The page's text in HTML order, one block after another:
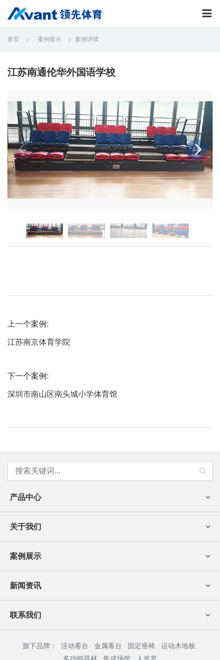
首页 案例展示 案例详情
江苏南通伦华外国语学校
上一个案例:
江苏南京体育学院
下一个案例:
深圳市南山区南头城小学体育馆
产品中心
关于我们
案例展示
新闻资讯
联系我们
旗下品牌： 活动看台 金属看台 固定座椅
运动木地板